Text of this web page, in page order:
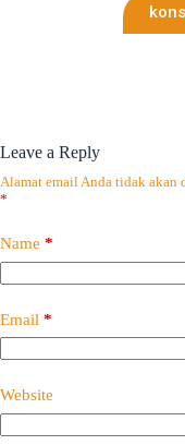
Leave a Reply
Alamat email Anda tidak akan
*
Name *
Email *
Website